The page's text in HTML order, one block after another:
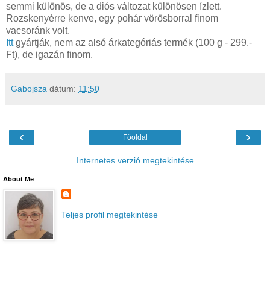
semmi különös, de a diós változat különösen ízlett.
Rozskenyérre kenve, egy pohár vörösborral finom
vacsoránk volt.
Ittgyártják, nem az alsó árkategóriás termék (100 g - 299.-
Ft), de igazán finom.
Gabojsza dátum: 11:50
‹ ›
Főoldal
Internetes verzió megtekintése
About Me
Teljes profil megtekintése